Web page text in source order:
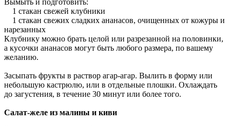
Вымыть и подготовить:
1 стакан свежей клубники
1 стакан свежих сладких ананасов, очищенных от кожуры и
нарезанных
Клубнику можно брать целой или разрезанной на половинки,
а кусочки ананасов могут быть любого размера, по вашему
желанию.
Засыпать фрукты в раствор агар-агар. Вылить в форму или
небольшую кастрюлю, или в отдельные плошки. Охлаждать
до загустения, в течение 30 минут или более того.
Салат-желе из малины и киви